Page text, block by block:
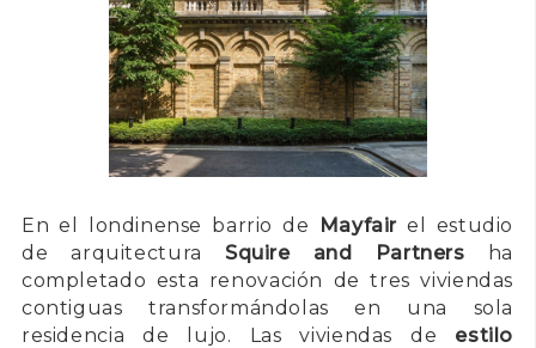
En el londinense barrio de Mayfairel estudio
de arquitectura Squire and Partners ha
completado esta renovación de tres viviendas
contiguas transformándolas en una sola
residencia de lujo. Las viviendas de estilo